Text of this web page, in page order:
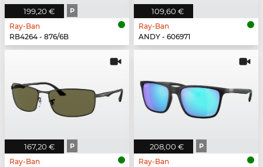
199,20 € P
Ray-Ban
RB4264 - 876/6B
109,60 €
Ray-Ban
ANDY - 606971
167,20 € P
Ray-Ban
208,00 € P
Ray-Ban